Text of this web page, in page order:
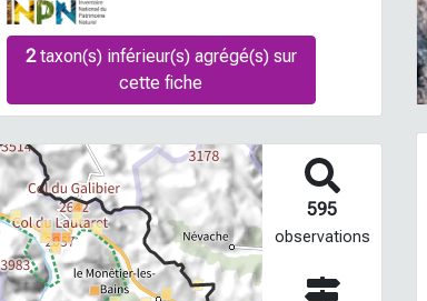
2taxon(s) inférieur(s) agrégé(s) sur
cette fiche
595
observations